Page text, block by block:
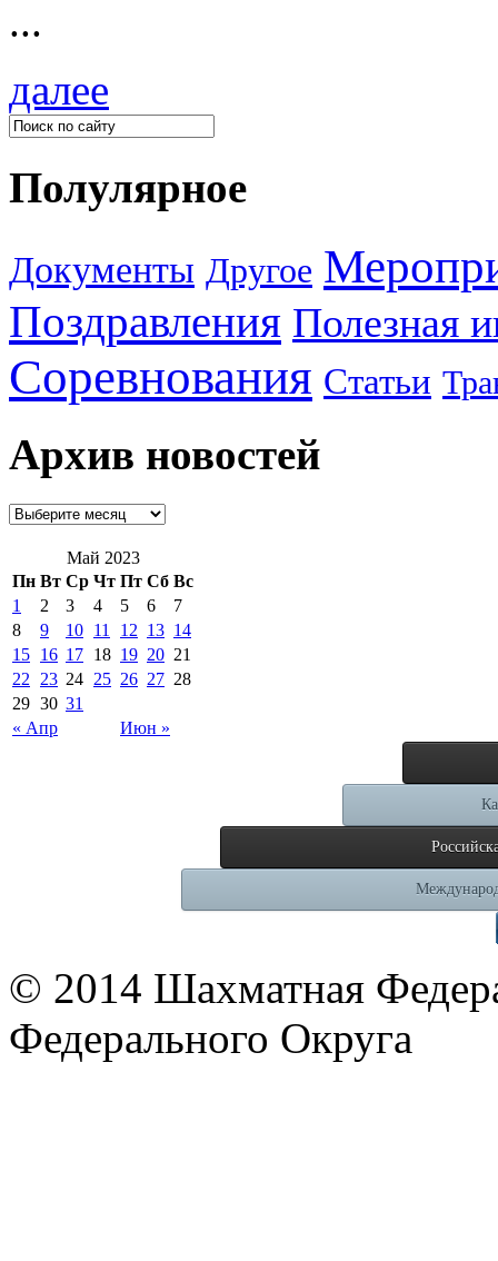
...
далее
Полулярное
Документы Другое
Поздравления Полезная
Соревнования Статьи
Архив новостей
Май 2023
Пн Вт Ср Чт Пт Сб Вс
« Апр Июн »
1 2 3 4 5 6
7
8
9 10 11 12 13 14
15 16 17 18 19 20 21
22
23 24 25 26 27 28
29 30 31
© 2014 Шахматная
Федерального Округа